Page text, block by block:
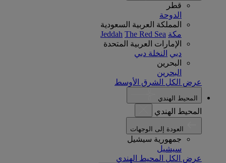
قطر
الدوحة
المملكة العربية السعودية
مكة
Jeddah The Red Sea
الإمارات العربية المتحدة
دبي النخلة دبي
البحرين
البحرين
عرض الكل الشرق الأوسط
المحيط الهندي
المحيط الهندي
جمهورية سيشيل
سيشيل
عرض الكل المحيط الهندي